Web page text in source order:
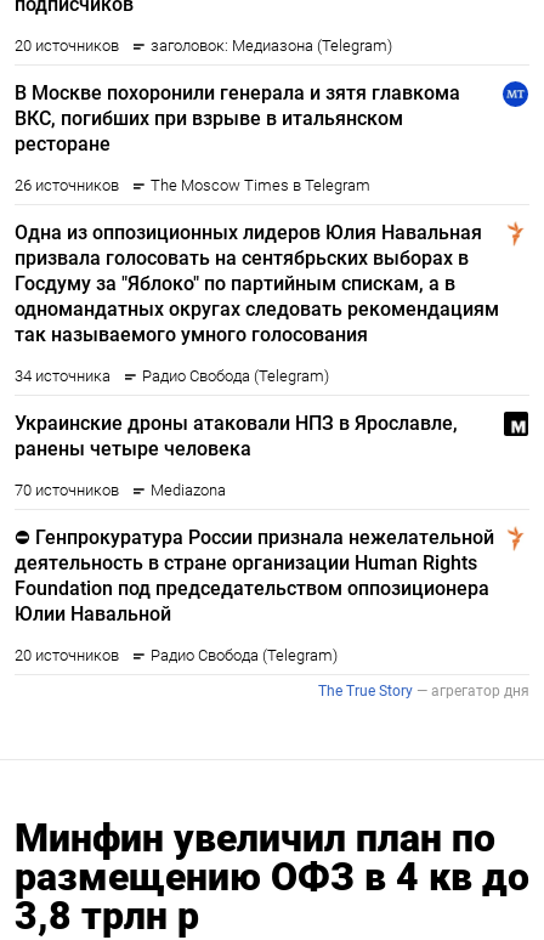
Минфин увеличил план по
размещению ОФЗ в 4 кв до
3,8 трлн р